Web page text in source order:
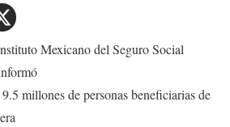
Mexicano del Seguro Social
millones de personas beneficiarias de